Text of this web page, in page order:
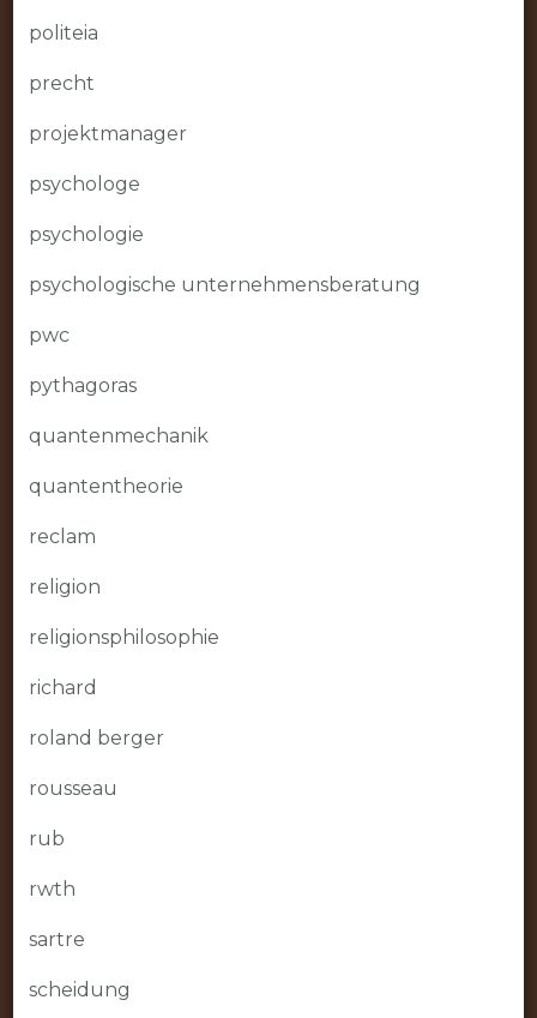
politeia
precht
projektmanager
psychologe
psychologie
psychologische unternehmensberatung
pwc
pythagoras
quantenmechanik
quantentheorie
reclam
religion
religionsphilosophie
richard
roland berger
rousseau
rub
rwth
sartre
scheidung